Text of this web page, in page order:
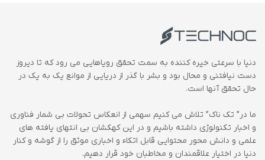
دنیا با سرعتی خیره کننده به سمت تحقق رویاهایی می رود که تا دیروز
دست نیافتنی و محال بود و بشر با گذر از دریایی از موانع یک به یک در
حال تحقق آنها است.
ما در” تک ناک” تلاش می کنیم سهمی از انعکاس تحولات بی شمار فناوری
و اخبار تکنولوژی داشته باشیم و در این کهکشان بی انتهای یافته های
علمی و دانش محور محتوایی قابل اتکاء و اخباری موثق را از گوشه و کنار
دنیا در اختیار علاقمندان و مخاطبان خود قرار دهیم.